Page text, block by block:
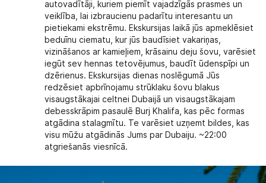
autovadītāji, kuriem piemīt vajadzīgās prasmes un
veiklība, lai izbraucienu padarītu interesantu un
pietiekami ekstrēmu. Ekskursijas laikā jūs apmeklēsiet
beduīnu ciematu, kur jūs baudīsiet vakariņas,
vizināšanos ar kamieļiem, krāsainu deju šovu, varēsiet
iegūt sev hennas tetovējumus, baudīt ūdenspīpi un
dzērienus. Ekskursijas dienas noslēgumā Jūs
redzēsiet apbrīnojamu strūklaku šovu blakus
visaugstākajai celtnei Dubaijā un visaugstākajam
debesskrāpim pasaulē Burj Khalifa, kas pēc formas
atgādina stalagmītu. Te varēsiet uzņemt bildes, kas
visu mūžu atgādinās Jums par Dubaiju. ~22:00
atgriešanās viesnīcā.